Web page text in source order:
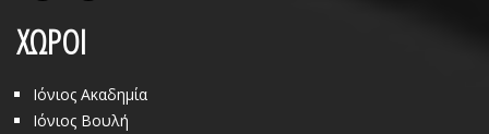
ΧΩΡΟΙ
Ιόνιος Ακαδημία
Ιόνιος Βουλή